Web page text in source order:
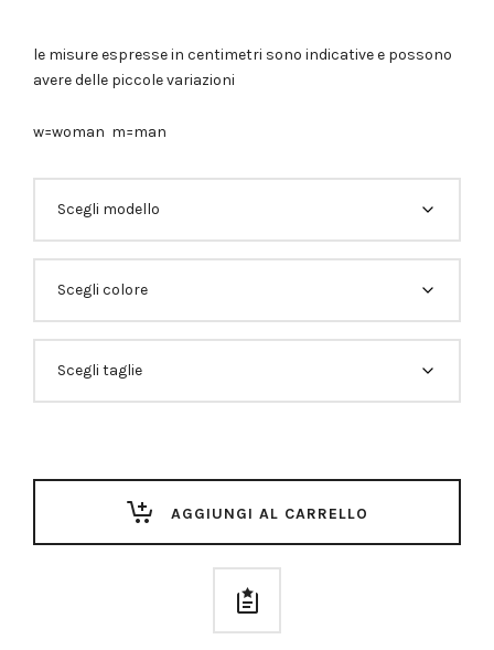
le misure espresse in centimetri sono indicative e possono
avere delle piccole variazioni
w=woman m=man
AGGIUNGI AL CARRELLO